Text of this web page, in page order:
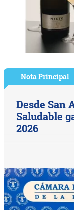
Nota Principal
Desde San
Saludable
2026